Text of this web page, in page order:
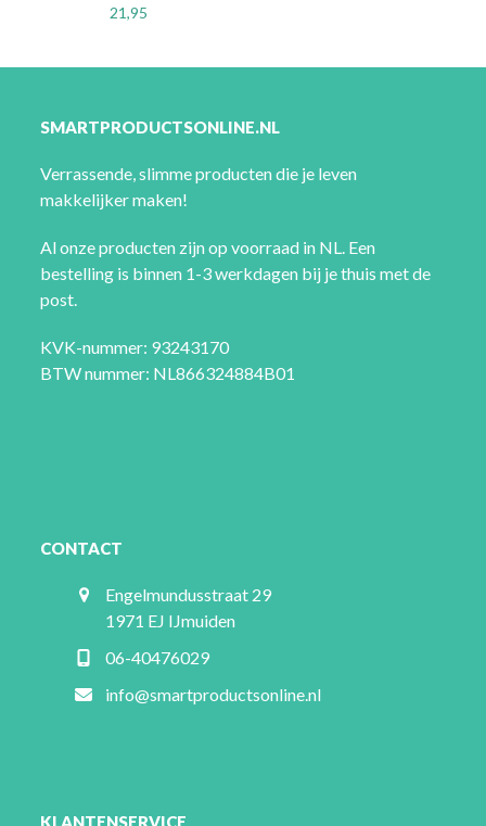
21,95
SMARTPRODUCTSONLINE.NL
Verrassende, slimme producten die je leven
makkelijker maken!
Al onze producten zijn op voorraad in NL. Een
bestelling is binnen 1-3 werkdagen bij je thuis met de
post.
KVK-nummer: 93243170
BTW nummer: NL866324884B01
CONTACT
Engelmundusstraat 29
1971 EJ IJmuiden
06-40476029
info@smartproductsonline.nl
KLANTENSERVICE